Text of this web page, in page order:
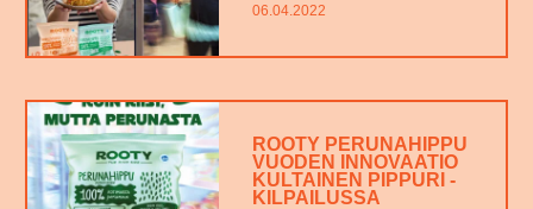
06.04.2022
ROOTY PERUNAHIPPU
VUODEN INNOVAATIO
KULTAINEN PIPPURI -
KILPAILUSSA